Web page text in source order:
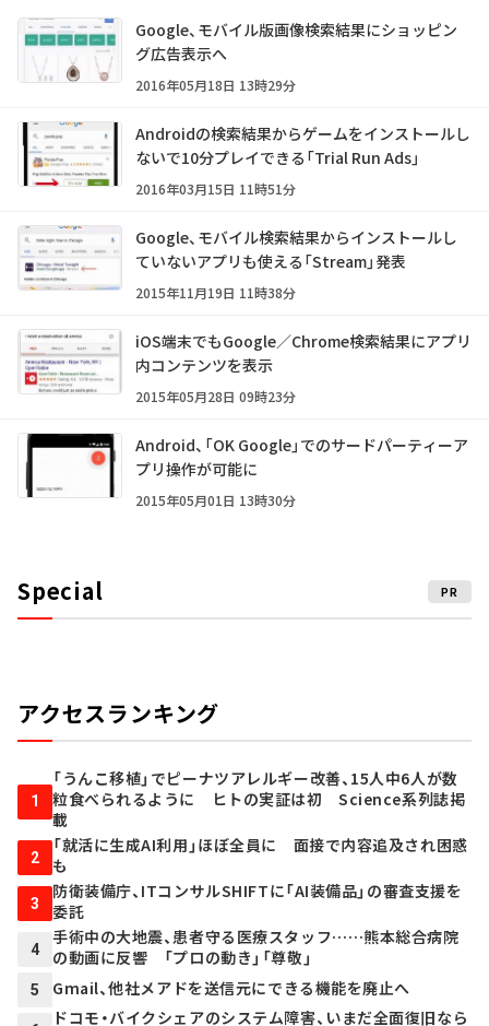
Google、モバイル版画像検索結果にショッピン
グ広告表示へ
2016年05月18日 13時29分
Androidの検索結果からゲームをインストールし
ないで10分プレイできる「Trial Run Ads」
2016年03月15日 11時51分
Google、モバイル検索結果からインストールし
ていないアプリも使える「Stream」発表
2015年11月19日 11時38分
iOS端末でもGoogle／Chrome検索結果にアプリ
内コンテンツを表示
2015年05月28日 09時23分
Android、「OK Google」でのサードパーティーア
プリ操作が可能に
2015年05月01日 13時30分
Special PR
アクセスランキング
1
「うんこ移植」でピーナツアレルギー改善、15人中6人が数
粒食べられるように ヒトの実証は初 Science系列誌掲
載
2
「就活に生成AI利用」ほぼ全員に 面接で内容追及され困惑
も
3
防衛装備庁、ITコンサルSHIFTに「AI装備品」の審査支援を
委託
4
手術中の大地震、患者守る医療スタッフ……熊本総合病院
の動画に反響 「プロの動き」「尊敬」
5 Gmail、他社メアドを送信元にできる機能を廃止へ
ドコモ・バイクシェアのシステム障害、いまだ全面復旧なら